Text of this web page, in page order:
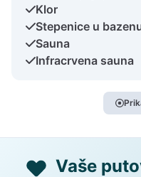
Klor
Stepenice u
Sauna
Infracrvena sauna
Vaše